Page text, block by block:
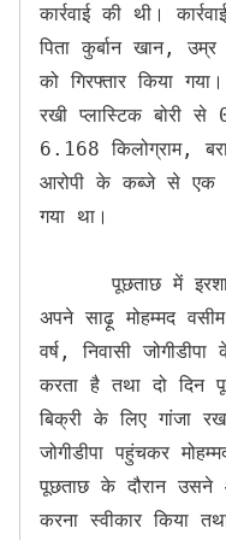
कार्रवाई की थी।
पिता कुर्बान खान, उम्र
को गिरफ्तार किया
रखी प्लास्टिक बोरी
6.168 किलोग्राम,
आरोपी के कब्जे से एक
गया था।
      पूछताछ में इरशाद खान ने खुलासा किया कि वह
अपने साढ़ू मोहम्मद
वर्ष, निवासी
करता है तथा दो दिन
बिक्री के लिए गांजा
जोगीडीपा पहुंचकर
पूछताछ के दौरान उसने
करना स्वीकार किया